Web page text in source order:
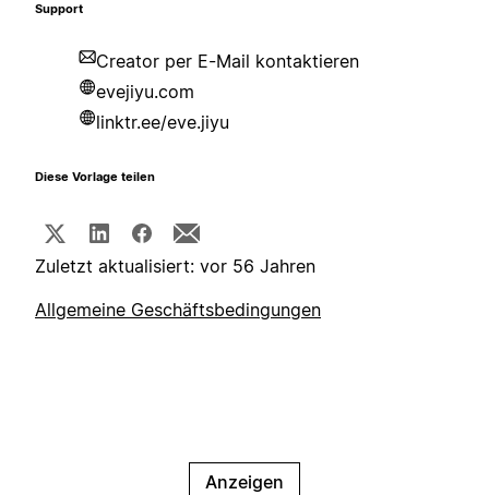
Support
Creator per E-Mail kontaktieren
evejiyu.com
linktr.ee/eve.jiyu
Diese Vorlage teilen
Zuletzt aktualisiert: vor 56 Jahren
Allgemeine Geschäftsbedingungen
Anzeigen